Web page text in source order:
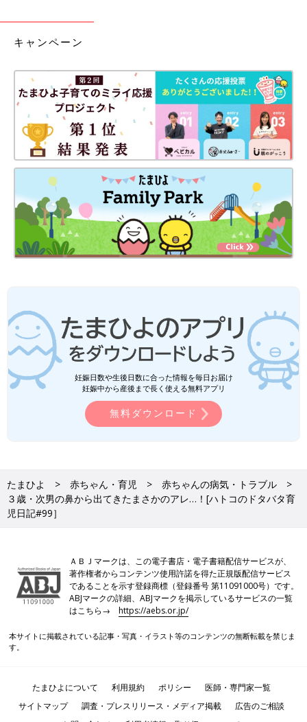
キャンペーン
妊娠日数や生後日数に合った情報を毎日お届け
妊娠中から産後まで長く使える無料アプリ
無料ダウンロード
たまひよ 赤ちゃん・育児
赤ちゃんの病気・トラブル
３歳・次男の鼻から出てきたまさかのアレ…！[ハトコのドタバタ育
児日記#99］
ＡＢＪマークは、この電子書店・電子書籍配信サービスが、
著作権者からコンテンツ使用許諾を得た正規版配信サービス
であることを示す登録商標（登録番号 第11091000号）です。
ABJマークの詳細、ABJマークを掲示しているサービスの一覧
はこちら→https://aebs.or.jp/
本サイトに掲載されている記事・写真・イラスト等のコンテンツの無断転載を禁じま
す。
たまひよについて 利用規約 ポリシー
医師・専門家一覧
サイトマップ
調査・プレスリリース・メディア掲載
広告のご相談